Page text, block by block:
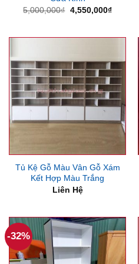
5,000,000₫ Giá
4,550,000₫Giá
Tủ Kệ Gỗ Màu Vân Gỗ Xám
Kết Hợp Màu Trắng
Liên Hệ
-32%